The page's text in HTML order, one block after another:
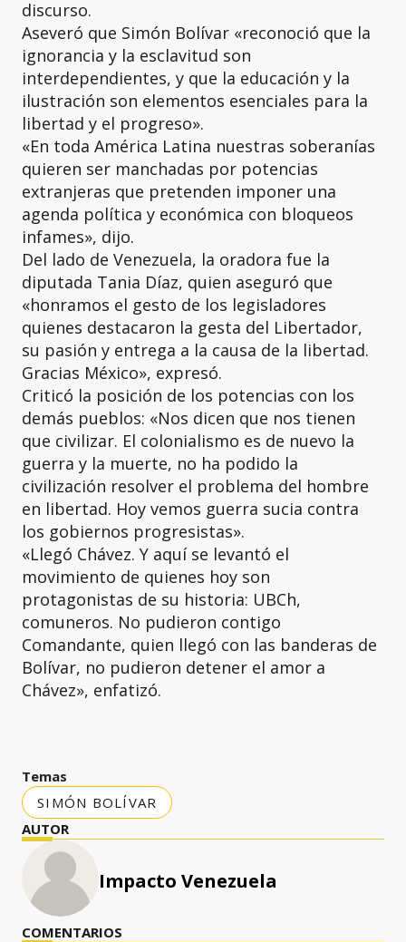
discurso.
Aseveró que Simón Bolívar «reconoció que la
ignorancia y la esclavitud son
interdependientes, y que la educación y la
ilustración son elementos esenciales para la
libertad y el progreso».
«En toda América Latina nuestras soberanías
quieren ser manchadas por potencias
extranjeras que pretenden imponer una
agenda política y económica con bloqueos
infames», dijo.
Del lado de Venezuela, la oradora fue la
diputada Tania Díaz, quien aseguró que
«honramos el gesto de los legisladores
quienes destacaron la gesta del Libertador,
su pasión y entrega a la causa de la libertad.
Gracias México», expresó.
Criticó la posición de los potencias con los
demás pueblos: «Nos dicen que nos tienen
que civilizar. El colonialismo es de nuevo la
guerra y la muerte, no ha podido la
civilización resolver el problema del hombre
en libertad. Hoy vemos guerra sucia contra
los gobiernos progresistas».
«Llegó Chávez. Y aquí se levantó el
movimiento de quienes hoy son
protagonistas de su historia: UBCh,
comuneros. No pudieron contigo
Comandante, quien llegó con las banderas de
Bolívar, no pudieron detener el amor a
Chávez», enfatizó.
Temas
SIMÓN BOLÍVAR
AUTOR
Impacto Venezuela
COMENTARIOS